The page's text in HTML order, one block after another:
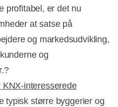
profitabel, er det nu
at satse på
og markedsudvikling,
og
KNX-interesserede
typisk større byggerier og